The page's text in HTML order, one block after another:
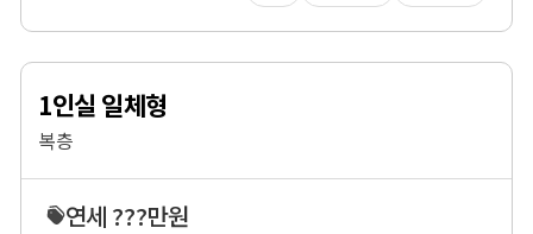
1인실 일체형
복층
연세 ???만원